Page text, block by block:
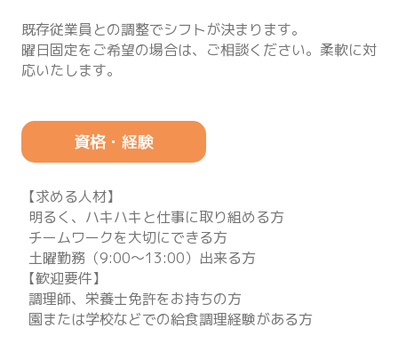
既存従業員との調整でシフトが決まります。
曜日固定をご希望の場合は、ご相談ください。柔軟に対
応いたします。
資格・経験
【求める人材】
明るく、ハキハキと仕事に取り組める方
チームワークを大切にできる方
土曜勤務（9:00～13:00）出来る方
【歓迎要件】
調理師、栄養士免許をお持ちの方
園または学校などでの給食調理経験がある方